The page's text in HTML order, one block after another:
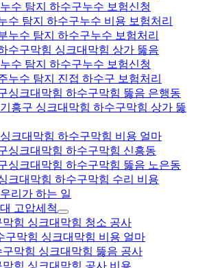
수 탐지 하수구누수 보험신청
수 탐지 하수구누수 비용 보험처리
누수 탐지 하수구누수 보험처리
수구막힘 싱크대막힘 상가 뚫음
수 탐지 하수구누수 보험신청
누수 탐지 진접 하수구 보험처리
싱크대막힘 하수구막힘 뚫음 은행동
흥구 싱크대막힘 하수구막힘 상가 뚫
크대막힘 하수구막힘 비용 얼마
싱크대막힘 하수구막힘 신흥동
싱크대막힘 하수구막힘 뚫음 노은동
크대막힘 하수구막힘 수리 비용
리가 하는 일
고압세척
힘 싱크대막힘 청소 공사
구막힘 싱크대막힘 비용 얼마
막힘 싱크대막힘 뚫음 공사
힘 싱크대막힘 공사 비용